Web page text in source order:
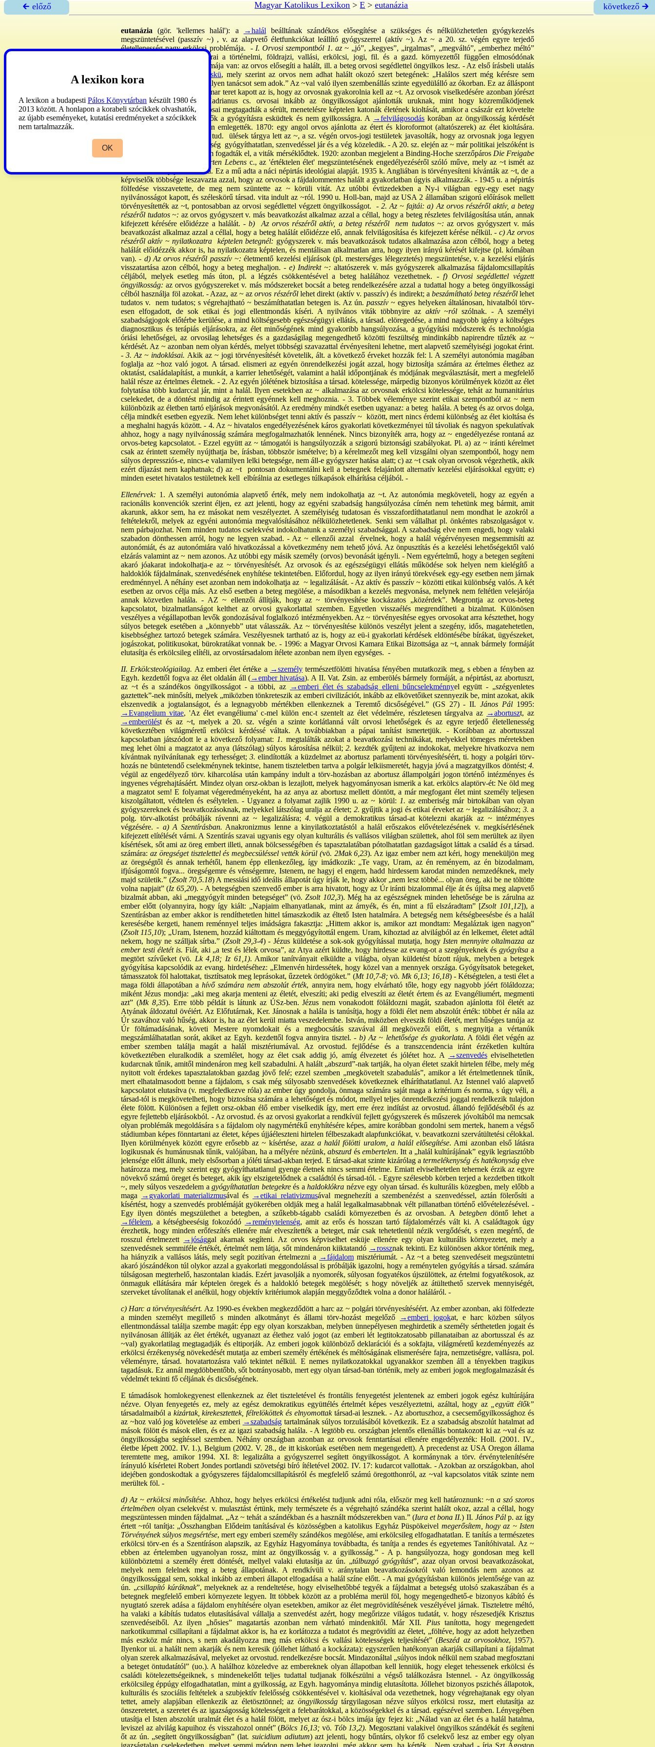
🡰 előző Magyar Katolikus Lexikon >E >eutanázia következő 🡲
eutanázia (gör. 'kellemes halál'): a →halál beálltának szándékos elősegítése a szükséges és nélkülözhetetlen gyógykezelés
megszüntetésével (passzív ~) , v. az alapvető életfunkciókat leállító gyógyszerrel (aktív ~). Az ~ a 20. sz. végén egyre terjedő
életellenesség nagy erkölcsi problémája. -I. Orvosi szempontból 1. az ~ „jó”, „kegyes”, „irgalmas”, „megváltó”, „emberhez méltó”
halál. Fogalomkörének határai a történelmi, földrajzi, vallási, erkölcsi, jogi, fil. és a gazd. környezettől függően elmosódónak
látszanak, de alapjában 2 formája van: az orvos elősegíti a halált, ill. a beteg orvosi segédlettel öngyilkos lesz. - Az első írásbeli utalás
az ~ra a
→hippokratészi eskü, mely szerint az orvos nem adhat halált okozó szert betegének: „Halálos szert még kérésre sem
szolgáltatok ki senkinek, sőt ilyen tanácsot sem adok.” Az ~val való ilyen szembenállás szinte egyedülálló az ókorban. Ez az álláspont
a 12/15. sz: vált ált-sá, de hamar teret kapott az is, hogy az orvosnak gyakorolnia kell az ~t. Az orvosok viselkedésére azonban jórészt
az ~ tagadása jellemző. Hadrianus cs. orvosai inkább az öngyilkosságot ajánlották uruknak, mint hogy közreműködjenek
megölésében. Napóleon orvosai megtagadták a sérült, menetelésre képtelen katonák életének kioltását, amikor a császár ezt követelte
tőlük. Azzal érveltek, hogy ők a gyógyításra esküdtek és nem gyilkosságra. A →felvilágosodás korában az öngyilkosság kérdését
sokat vitatták, de az ~t ritkán emlegették. 1870: egy angol orvos ajánlotta az étert és kloroformot (altatószerek) az élet kioltására.
Orvosi, majd jogi körökben tud. ülések tárgya lett az ~, a sz. végén orvos-jogi testületek javasolták, hogy az orvosnak joga legyen
befejezni az életet, ha a betegség gyógyíthatatlan, szenvedéssel jár és a vég közeledik. - A 20. sz. elején az ~ már politikai jelszóként is
megjelent, de hivatalosan nem fogadták el, a viták mérséklődtek. 1920: azonban megjelent a Binding-Hoche szerzőpárosDie Freigabe
der Vernichtung lebensunwerten Lebensc., az 'értéktelen élet' megszüntetésének engedélyezéséről szóló műve, mely az ~t ismét az
érdeklődés közp-jába állította. Ez a mű adta a náci népirtás ideológiai alapját. 1935 k. Angliában is törvényesíteni kívánták az ~t, de a
képviselők többsége leszavazta azzal, hogy az orvosok a fájdalommentes halált a gyakorlatban úgyis alkalmazzák. - 1945 u. a népirtás
fölfedése visszavetette, de meg nem szüntette az ~ körüli vitát. Az utóbbi évtizedekben a Ny-i világban egy-egy eset nagy
nyilvánosságot kapott, és széleskörű társad. vita indult az ~ról. 1990 u. Holl-ban, majd az USA 2 államában szigorú előírások mellett
törvényesítették az ~t, pontosabban az orvosi segédlettel végzett öngyilkosságot. -2. Az ~ fajtái: a) Az orvos részéről aktív, a beteg
részéről tudatos ~: az orvos gyógyszert v. más beavatkozást alkalmaz azzal a céllal, hogy a beteg részletes felvilágosítása után, annak
kifejezett kérésére előidézze a halálát. - b) Az orvos részéről aktív, a beteg részéről nem tudatos ~:az orvos gyógyszert v. más
beavatkozást alkalmaz azzal a céllal, hogy a beteg halálát előidézze elő, annak felvilágosítása és kifejezett kérése nélkül. - c) Az orvos
részéről aktív ~ nyilatkozatra képtelen betegnél: gyógyszerek v. más beavatkozások tudatos alkalmazása azon célból, hogy a beteg
halálát előidézzék akkor is, ha nyilatkozatra képtelen, és mentálisan alkalmatlan arra, hogy ilyen irányú kérését kifejtse (pl. kómában
van). - d) Az orvos részéről passzív ~:életmentő kezelési eljárások (pl. mesterséges lélegeztetés) megszüntetése, v. a kezelési eljárás
visszatartása azon célból, hogy a beteg meghaljon. - e) Indirekt ~: altatószerek v. más gyógyszerek alkalmazása fájdalomcsillapítás
céljából, melyek esetleg más úton, pl. a légzés csökkentésével a beteg halálához vezethetnek. -f) Orvosi segédlettel végzett
öngyilkosság: az orvos gyógyszereket v. más módszereket bocsát a beteg rendelkezésére azzal a tudattal hogy a beteg öngyilkossági
célból használja föl azokat. - Azaz, az ~ az orvos részérőllehet direkt (aktív v. passzív) és indirekt; a beszámítható beteg részérőllehet
tudatos v. nem tudatos; s végrehajtható ~ beszámíthatatlan betegen is. Az ún. passzív~ egyes helyeken általánosan, hivatalból törv-
esen elfogadott, de sok etikai és jogi ellentmondás kíséri. A nyilvános viták többnyire azaktív ~ról szólnak. - A személyi
szabadságjogok előtérbe kerülése, a mind költségesebb egészségügyi ellátás, a társad. elöregedése, a mind nagyobb igény a költséges
diagnosztikus és terápiás eljárásokra, az élet minőségének mind gyakoribb hangsúlyozása, a gyógyítási módszerek és technológia
óriási lehetőségei, az orvosilag lehetséges és a gazdaságilag megengedhető közötti feszültség mindinkább napirendre tűzték az ~
kérdését. Az ~ azonban nem olyan kérdés, melyet többségi szavazattal érvényesíteni lehetne, mert alapvető személyiségi jogokat érint.
- 3. Az ~ indoklásai. Akik az ~ jogi törvényesítését követelik, ált. a következő érveket hozzák fel: l. A személyi autonómia magában
foglalja az ~hoz való jogot. A társad. elismeri az egyén önrendelkezési jogát azzal, hogy biztosítja számára az értelmes élethez az
oktatást, családalapítást, a munkát, a karrier lehetőségét, valamint a halál időpontjának és módjának megválasztását, mert a megfelelő
halál része az értelmes életnek. - 2. Az egyén jólétének biztosítása a társad. kötelessége, márpedig bizonyos körülmények között az élet
folytatása több kudarccal jár, mint a halál. Ilyen esetekben az ~ alkalmazása az orvosnak erkölcsi kötelessége, tehát az humanitárius
cselekedet, de a döntést mindig az érintett egyénnek kell meghoznia. - 3. Többek véleménye szerint etikai szempontból az ~ nem
különbözik az életben tartó eljárások megvonásától. Az eredmény mindkét esetben ugyanaz: a beteg halála. A beteg és az orvos dolga,
célja mindkét esetben egyezik. Nem lehet különbséget tenni aktív és passzív ~ között, mert nincs érdemi különbség az élet kioltása és
a meghalni hagyás között. - 4. Az ~ hivatalos engedélyezésének káros gyakorlati következményei túl távoliak és nagyon spekulatívak
ahhoz, hogy a nagy nyilvánosság számára megfogalmazhatók lennének. Nincs bizonyíték arra, hogy az ~ engedélyezése rontaná az
orvos-beteg kapcsolatot. - Ezzel együtt az ~ támogatói is hangsúlyozzák a szigorú biztonsági szabályokat. Pl. a) az ~ iránti kérelmet
csak az érintett személy nyújthatja be, írásban, többször ismételve; b) a kérelmezőt meg kell vizsgálni olyan szempontból, hogy nem
súlyos depressziós-e, nincs-e valamilyen lelki betegsége, nem áll-e gyógyszer hatása alatt; c) az ~t csak olyan orvosok végezhetik, akik
ezért díjazást nem kaphatnak; d) az ~t pontosan dokumentálni kell a betegnek felajánlott alternatív kezelési eljárásokkal együtt; e)
minden esetet hivatalos testületnek kell elbírálnia az esetleges túlkapások elhárítása céljából. -
Ellenérvek: 1. A személyi autonómia alapvető érték, mely nem indokolhatja az ~t. Az autonómia megköveteli, hogy az egyén a
racionális konvenciók szerint éljen, ez azt jelenti, hogy az egyéni szabadság hangsúlyozása címén nem tehetünk meg bármit, amit
akarunk, akkor sem, ha ez másokat nem veszélyeztet. A személyiség tudatosan és visszafordíthatatlanul nem mondhat le azokról a
feltételekről, melyek az egyéni autonómia megvalósításához nélkülözhetetlenek. Senki sem vállalhat pl. önkéntes rabszolgaságot v.
nem párbajozhat. Nem minden tudatos cselekvést indokolhatunk a személyi szabadsággal. A szabadság elve nem engedi, hogy valaki
szabadon dönthessen arról, hogy ne legyen szabad. - Az ~ ellenzői azzal érvelnek, hogy a halál végérvényesen megsemmisíti az
autonómiát, és az autonómiára való hivatkozással a következmény nem tehető jóvá. Az önpusztítás és a kezelési lehetőségektől való
elzárás valamint az ~ nem azonos. Az utóbbi egy másik személy (orvos) bevonását igényli. - Nem egyértelmű, hogy a betegen segíteni
akaró jóakarat indokolhatja-e az ~ törvényesítését. Az orvosok és az egészségügyi ellátás működése sok helyen nem kielégítő a
haldoklók fájdalmának, szenvedésének enyhítése tekintetében. Előfordul, hogy az ilyen irányú törekvések egy-egy esetben nem járnak
eredménnyel. A néhány eset azonban nem indokolhatja az ~ legalizálását. - Az aktív és passzív ~ közötti etikai különbség valós. A két
esetben az orvos célja más. Az első esetben a beteg megölése, a másodikban a kezelés megvonása, melynek nem feltétlen velejárója
annak közvetlen halála. - AZ ~ ellenzői állítják, hogy az ~ törvényesítése kockázatos „közérdek”. Megrontja az orvos-beteg
kapcsolatot, bizalmatlanságot kelthet az orvosi gyakorlattal szemben. Egyetlen visszaélés megrendítheti a bizalmat. Különösen
veszélyes a végállapotban levők gondozásával foglalkozó intézményekben. Az ~ törvényesítése egyes orvosokat arra késztethet, hogy
súlyos betegek esetében a „könnyebb” utat válasszák. Az ~ törvényesítése különös veszélyt jelent a szegény, idős, magatehetetlen,
kisebbséghez tartozó betegek számára. Veszélyesnek tartható az is, hogy az eü-i gyakorlati kérdések eldöntésébe bírákat, ügyészeket,
jogászokat, politikusokat, bürokratákat vonnak be. - 1996: a Magyar Orvosi Kamara Etikai Bizottsága az ~t, annak bármely formáját
elutasítja és erkölcsileg elítéli, az orvostársadalom ítélete azonban nem ilyen egységes. -
II. Erkölcsteológiailag. Az emberi élet értéke a →személy természetfölötti hivatása fényében mutatkozik meg, s ebben a fényben az
Egyh. kezdettől fogva az élet oldalán áll (→ember hivatása). A II. Vat. Zsin. az emberölés bármely formáját, a népirtást, az abortuszt,
az ~t és a szándékos öngyilkosságot - a többi, az
→emberi élet és szabadság elleni bűncselekménnyel együtt - „szégyenletes
gaztettek”-nek minősíti, melyek „miközben tönkreteszik az emberi civilizációt, inkább az elkövetőiket szennyezik be, mint azokat, akik
elszenvedik a jogtalanságot, és a legnagyobb mértékben ellenkeznek a Teremtő dicsőségével.” (GS 27) - II. János Pál 1995:
→Evangelium vitae, 'Az élet evangéliuma' c-mel külön enc-t szentelt az élet védelmére, részletesen tárgyalva az →abortuszt, az
→emberölést és az ~t, melyek a 20. sz. végén a szinte korlátlanná vált orvosi lehetőségek és az egyre terjedő életellenesség
következtében világméretű erkölcsi kérdéssé váltak. A továbbiakban a pápai tanítást ismertetjük. - Korábban az abortusszal
kapcsolatban játszódott le a következő folyamat: 1. megtalálták azokat a beavatkozási technikákat, melyekkel tömeges méretekben
meg lehet ölni a magzatot az anya (látszólag) súlyos károsítása nélkül; 2. kezdték gyűjteni az indokokat, melyekre hivatkozva nem
kívántnak nyilvánítanak egy terhességet; 3. elindították a küzdelmet az abortusz parlamenti törvényesítéséért, ti. hogy a polgári törv-
hozás ne büntetendő cselekménynek tekintse, hanem tiszteletben tartva a polgár lelkiismeretét, hagyja jóvá a magzatgyilkos döntést; 4.
végül az engedélyező törv. kiharcolása után kampány indult a törv-hozásban az abortusz állampolgári jogon történő intézményes és
ingyenes végrehajtásáért. Mindez olyan orsz-okban is lezajlott, melyek hagyományosan ismerik a kat. erkölcs alaptörv-ét: Ne öld meg
a magzatot sem! E folyamat végeredményeként, ha az anya az abortusz mellett döntött, a már megfogant élet mint személy teljesen
kiszolgáltatott, védtelen és esélytelen. - Ugyanez a folyamat zajlik 1990 u. az ~ körül: 1.az emberiség már birtokában van olyan
gyógyszereknek és beavatkozásoknak, melyekkel látszólag uralja az életet; 2. gyűjtik a jogi és etikai érveket az ~ legalizálásához; 3. a
polg. törv-alkotást próbálják rávenni az ~ legalizálásra; 4. végül a demokratikus társad-at kötelezni akarják az ~ intézményes
végzésére. - a) A Szentírásban. Anakronizmus lenne a kinyilatkoztatástól a halál erőszakos elővételezésének v. megkísérlésének
kifejezett elítélését várni. A Szentírás szavai ugyanis egy olyan kulturális és vallásos világban születtek, ahol föl sem merültek az ilyen
kísértések, sőt ami az öreg embert illeti, annak bölcsességében és tapasztalatában pótolhatatlan gazdagságot láttak a család és a társad.
számára: az öregséget tisztelettel és megbecsüléssel vették körül (vö. 2Mak 6,23). Az igaz ember nem azt kéri, hogy meneküljön meg
az öregségtől és annak terhétől, hanem épp ellenkezőleg, így imádkozik: „Te vagy, Uram, az én reményem, az én bizodalmam,
ifjúságomtól fogva... öregségemre és vénségemre, Istenem, ne hagyj el engem, hadd hirdessem karodat minden nemzedéknek, mely
majd születik.” (Zsolt 70,5.18) A messiási idő ideális állapotát úgy írják le, hogy akkor „nem lesz többé... olyan öreg, aki be ne töltötte
volna napjait” (Iz 65,20). - A betegségben szenvedő ember is arra hivatott, hogy az Úr iránti bizalommal élje át és újítsa meg alapvető
bizalmát abban, aki „meggyógyít minden betegséget” (vö. Zsolt 102,3). Még ha az egészségnek minden lehetősége be is zárulna az
ember előtt (olyannyira, hogy így kiált: „Napjaim elhanyatlanak, mint az árnyék, és én, mint a fű elszáradtam” [Zsolt 101,12]), a
Szentírásban az ember akkor is rendíthetetlen hittel támaszkodik az éltető Isten hatalmára. A betegség nem kétségbeesésbe és a halál
keresésébe kergeti, hanem reménnyel teljes imádságra fakasztja: „Hittem akkor is, amikor azt mondtam: Megaláztak igen nagyon”
(Zsolt 115,10); „Uram, Istenem, hozzád kiáltottam és meggyógyítottál engem. Uram, kihoztad az alvilágból az én lelkemet, életet adtál
nekem, hogy ne szálljak sírba.” (Zsolt 29,3-4) - Jézus küldetése a sok-sok gyógyítással mutatja, hogyIsten mennyire oltalmazza az
ember testi életét is. Fiát, aki „a test és lélek orvosa”, az Atya azért küldte, hogy hirdesse az evang-ot a szegényeknek és gyógyítsa a
megtört szívűeket (vö. Lk 4,18; Iz 61,1). Amikor tanítványait elküldte a világba, olyan küldetést bízott rájuk, melyben a betegek
gyógyítása kapcsolódik az evang. hirdetéséhez: „Elmenvén hirdessétek, hogy közel van a mennyek országa. Gyógyítsatok betegeket,
támasszatok föl halottakat, tisztítsatok meg leprásokat, űzzetek ördögöket.” (Mt 10,7-8;vö. Mk 6,13; 16,18) - Kétségtelen, a testi élet a
maga földi állapotában a hívő számára nem abszolút érték, annyira nem, hogy elvárható tőle, hogy egy nagyobb jóért föláldozza;
miként Jézus mondja: „aki meg akarja menteni az életét, elveszíti; aki pedig elveszíti az életét értem és az Evangéliumért, megmenti
azt” (Mk 8,35). Erre több példát is látunk az ÚSz-ben. Jézus nem vonakodott föláldozni magát, szabadon ajánlotta föl életét az
Atyának áldozatul övéiért. Az Előfutárnak, Ker. Jánosnak a halála is tanúsítja, hogy a földi élet nem abszolút érték: többet ér nála az
Úr szavához való hűség, akkor is, ha az élet kerül miatta veszedelembe. István, miközben elveszik földi életét, mert hűséges tanúja az
Úr föltámadásának, követi Mestere nyomdokait és a megbocsátás szavával áll megkövezői előtt, s megnyitja a vértanúk
megszámlálhatatlan sorát, akiket az Egyh. kezdettől fogva annyira tisztel. - b) Az ~ lehetősége és gyakorlata. A földi élet végén az
ember szemben találja magát a halál misztériumával. Az orvostud. fejlődése és a transzcendencia iránt érzéketlen kultúra
következtében eluralkodik a szemlélet, hogy az élet csak addig jó, amíg élvezetet és jólétet hoz. A
→szenvedéselviselhetetlen
kudarcnak tűnik, amitől mindenáron meg kell szabadulni. A halált „abszurd”-nak tartják, ha olyan életet szakít hirtelen félbe, mely még
nyitott volt érdekes tapasztalatokban gazdag jövő felé; ezzel szemben „megkövetelt szabadulás”, amikor a lét értelmetlennek tűnik,
mert elhatalmasodott benne a fájdalom, s csak még súlyosabb szenvedések következnek elháríthatatlanul. Az Istennel való alapvető
kapcsolatot elutasítva (v. megfeledkezve róla) az ember úgy gondolja, önmaga számára saját maga a kritérium és norma, s úgy véli, a
társad-tól is megkövetelheti, hogy biztosítsa számára a lehetőséget és módot, mellyel teljes önrendelkezési joggal rendelkezik tulajdon
élete fölött. Különösen a fejlett orsz-okban élő ember viselkedik így, mert erre érez indítást az orvostud. állandó fejlődéséből és az
egyre fejlettebb eljárásokból. - Az orvostud. és az orvosi gyakorlat a rendkívül fejlett gyógyszerek és műszerek jóvoltából ma nemcsak
olyan problémák megoldására s a fájdalom oly nagymértékű enyhítésére képes, amire korábban gondolni sem mertek, hanem a végső
stádiumban képes fönntartani az életet, képes újjáéleszteni hirtelen félbeszakadt alapfunkciókat, v. beavatkozni szervátültetési célokkal.
Ilyen körülmények között egyre erősebb az ~ kísértése, azaza halál fölötti uralom, a halál elősegítése. Ami azonban első látásra
logikusnak és humánusnak tűnik, valójában, ha a mélyére nézünk, abszurd ésembertelen. Itt a „halál kultúrájának” egyik legriasztóbb
jelensége előtt állunk, mely elsősorban a jóléti társad-akban terjed. E társad-akat szinte kizárólag a termelékenység és hatékonyságelve
határozza meg, mely szerint egy gyógyíthatatlanul gyenge életnek nincs semmi értelme. Emiatt elviselhetetlen tehernek érzik az egyre
növekvő számú öreget és beteget, akik így elszigetelődnek a családtól és társad-tól. - Egyre szélesebb körben terjed a kezdetben titkolt
~, mely súlyos veszedelem a gyógyíthatatlan betegekreés a haldoklókra nézve egy olyan társad. és kulturális közegben, mely előbb a
maga
→gyakorlati materializmusával és →etikai relativizmusával megnehezíti a szembenézést a szenvedéssel, aztán fölerősíti a
kísértést, hogy a szenvedés problémáját gyökerében oldják meg a halál legalkalmasabbnak vélt pillanatban történő elővételezésével. -
Egy ilyen döntés megszülethet a betegben, a szűkebb-tágabb családi környezetben és az orvosban. A betegben döntő lehet a
→félelem, a kétségbeesésig fokozódó →reménytelenség, amit az erős és hosszan tartó fájdalomérzés vált ki. A családtagok úgy
érezhetik, hogy minden erőfeszítés ellenére már elveszítették a beteget, már csak tehetetlenül nézik vergődését, s ezen megértő, de
rosszul értelmezett
→jósággal akarnak segíteni. Az orvos képviselhet esküje ellenére egy olyan kulturális környezetet, mely a
szenvedésnek semmiféle értékét, értelmét nem látja, sőt mindenáron kiiktatandó →rossznak tekinti. Ez különösen akkor történik meg,
ha hiányzik a vallásos látás, mely segít pozitívan értelmezni a →fájdalommisztériumát. - Az ~t a beteg szenvedéseit megszüntetni
akaró jószándékon túl olykor azzal a gyakorlati meggondolással is próbálják igazolni, hogy a reménytelen gyógyítás a társad. számára
túlságosan megterhelő, haszontalan kiadás. Ezért javasolják a nyomorék, súlyosan fogyatékos újszülöttek, az értelmi fogyatékosok, az
önmaguk ellátására már képtelen öregek és a haldokló betegek megölését; s hogy növeljék az átültethető szervek mennyiségét,
szerveket távolítanak el anélkül, hogy objektív kritériumok alapján meggyőződtek volna a donor haláláról. -
c) Harc a törvényesítésért. Az 1990-es években megkezdődött a harc az ~ polgári törvényesítéséért. Az ember azonban, aki fölfedezte
a minden személyt megillető s minden alkotmányt és állami törv-hozást megelőző
→emberi jogokat, e harc közben súlyos
ellentmondással találja szembe magát: épp egy olyan korszakban, melyben ünnepélyesen meghirdetik a személy sérthetetlen jogait és
nyilvánosan állítják az élet értékét, ugyanazt az élethez való jogot (az emberi lét legtitokzatosabb pillanataiban az abortusszal és az
~val) gyakorlatilag megtagadják és eltiporják. Az emberi jogok különböző deklarációi és a sokfajta, világméretű kezdeményezés az
erkölcsi érzékenység növekedését mutatja az emberi személy értékének és méltóságának elismerésére fajra, nemzetiségre, vallásra, pol.
véleményre, társad. hovatartozásra való tekintet nélkül. E nemes nyilatkozatokkal ugyanakkor szemben áll a tényekben tragikus
tagadásuk. Ez annál megdöbbentőbb, sőt botrányosabb, mert egy olyan társad-ban történik, mely az emberi jogok megfogalmazását és
védelmét tekinti fő céljának és dicsőségének.
E támadások homlokegyenest ellenkeznek az élet tiszteletével és frontális fenyegetést jelentenek az emberi jogok egész kultúrájára
nézve. Olyan fenyegetés ez, mely az egész demokratikus együttélés értelmét képes veszélyeztetni, azáltal, hogy az„együtt élők”
társadalmaiból a kizártak, kirekesztettek, félrelököttek és elnyomottaktársad-ai lesznek. - Az abortuszhoz, a csecsemőgyilkossághoz és
az ~hoz való jog követelése az emberi →szabadságtartalmának súlyos torzulásából következik. Ez a szabadság abszolút hatalmat ad
mások fölött és mások ellen, és ez az igazi szabadság halála. - A legtöbb eu. országban jelentős ellenállás bontakozott ki az ~val és az
öngyilkosságba segítéssel szemben. Néhány országban azonban az orvosok fenntartásai ellenére engedélyezték: Holl. (2001. IV.,
életbe lépett 2002. IV. 1.), Belgium (2002. V. 28., de itt kiskorúak esetében nem megengedett). A precedenst az USA Oregon állama
teremtette meg, amikor 1994. XI. 8: legalizálta a gyógyszerrel segített öngyilkosságot. A kormánynak a törv. érvénytelenítésére
írányuló kísérletei Robert Jondes portlandi szövetségi bíró ítéletével 2002. IV. 17: kudarcot vallottak. - Azokban az országokban, ahol
idejében gondoskodtak a gyógyszeres fájdalomcsillapításról és megfelelő számú öregotthonról, az ~val kapcsolatos viták szinte nem
merültek föl. -
d) Az ~ erkölcsi minősítése. Ahhoz, hogy helyes erkölcsi értékelést tudjunk adni róla, először meg kell határoznunk: ~n a szó szoros
értelmében olyan cselekvést v. mulasztást értünk, mely természete és a végrehajtó szándéka szerint halált okoz, azzal a céllal, hogy
megszüntessen minden fájdalmat. „Az ~ tehát a szándékban és a használt módszerekben van.” (Iura et bona II.) II. János Pálp. az így
értett ~ról tanítja: „Összhangban Elődeim tanításával és közösségben a katolikus Egyház Püspökeivel megerősítem, hogy az ~ Isten
Törvényének súlyos megsértése, mert egy emberi személy szándékos megölése, ami erkölcsileg elfogadhatatlan. E tanítás a természetes
erkölcsi törv-en és a Szentíráson alapszik, az Egyház Hagyománya továbbadta, és tanítja a rendes és egyetemes Tanítóhivatal. Az ~
ebben az értelemben ugyanolyan rossz, mint az öngyilkosság v. a gyilkosság.” - A p. hangsúlyozza, hogy gondosan meg kell
különböztetni a személy érett döntését, mellyel valaki elutasítja az ún. „túlbuzgó gyógyítást”, azaz olyan orvosi beavatkozásokat,
melyek nem felelnek meg a beteg állapotának. A rendkívüli v. aránytalan beavatkozásokról való lemondás nem azonos az
öngyilkossággal sem, sokkal inkább az emberi állapot elfogadása a halál színe előtt. - A mai gyógyításban különös jelentősége van az
ún. „csillapító kúráknak”, melyeknek az a rendeltetése, hogy elviselhetőbbé tegyék a fájdalmat a betegség utolsó szakaszában és a
betegnek megfelelő emberi környezete legyen. Itt többek között az a probléma merül föl, hogy megengedhető-e bizonyos kábító és
nyugtató szerek adása a fájdalom enyhítésére olyan esetekben, amikor az élet megrövidítésének veszélyével járnak. Tiszteletre méltó,
ha valaki a kábítás tudatos elutasításával vállalja a szenvedést azért, hogy megőrizze világos tudatát, v. hogy részesedjék Krisztus
szenvedéseiből. Az ilyen „hősies” magatartás azonban nem várható mindenkitől. Már XII. Piustanította, hogy megengedett
narkotikummal csillapítani a fájdalmat akkor is, ha ez korlátozza a tudatot és megrövidíti az életet, „föltéve, hogy az adott helyzetben
más eszköz már nincs, s nem akadályozza meg más erkölcsi és vallási kötelességek teljesítését” (Beszéd az orvosokhoz, 1957).
Ilyenkor ui. a halált nem akarják és nem keresik (jóllehet látható a kockázata): egyszerűen hatékonyan akarják csillapítani a fájdalmat
olyan szerek alkalmazásával, melyeket az orvostud. rendelkezésre bocsát. Mindazonáltal „súlyos indok nélkül nem szabad megfosztani
a beteget öntudatától” (uo.). A halálhoz közeledve az embereknek olyan állapotban kell lenniük, hogy eleget tehessenek erkölcsi és
családi kötelezettségeiknek, s mindenekelőtt teljes tudattal tudjanak fölkészülni a végső találkozásra Istennel. - Az öngyilkosság
erkölcsileg éppúgy elfogadhatatlan, mint a gyilkosság, az Egyh. hagyománya mindig elutasította. Jóllehet bizonyos pszichés állapotok,
kulturális és szociális feltételek a szubjektív felelősség csökkentésével v. kioltásával oda vezethetnek, hogy végrehajtanak egy olyan
tettet, amely alapjában ellenkezik az életösztönnel; az öngyilkosságtárgyilagosan nézve súlyos erkölcsi rossz, mert elutasítja az
önszeretetet, a szeretet és az igazságosság kötelességeit a felebarátokkal, a közösségekkel és a társad. egészével szemben. Lényegében
utasítja el Isten abszolút uralmát élet és a halál fölött, melyet az ósz-i bölcs imája így fejez ki: „Nálad van az élet és a halál hatalma,
leviszel az alvilág kapuihoz és visszahozol onnét” (Bölcs 16,13; vö. Tób 13,2). Megosztani valakivel öngyilkos szándékát és segíteni
őt az ún. „segített öngyilkosságban” (lat. suicidium adiutum) azt jelenti, hogy bűntárs, olykor fő cselekvő lesz az ember egy olyan
igazságtalan cselekedetben, melyet semmi módon nem lehet igazolni, még akkor sem, ha kérték. „Nem szabad - írja Szt Ágoston
A lexikon kora
A lexikon a budapesti Pálos Könyvtárban készült 1980 és
2013 között. A honlapon a korabeli szócikkek olvashatók,
az újabb eseményeket, kutatási eredményeket a szócikkek
nem tartalmazzák.
OK